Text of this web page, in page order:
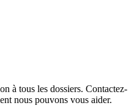
à tous les dossiers. Contactez-
nous pouvons vous aider.